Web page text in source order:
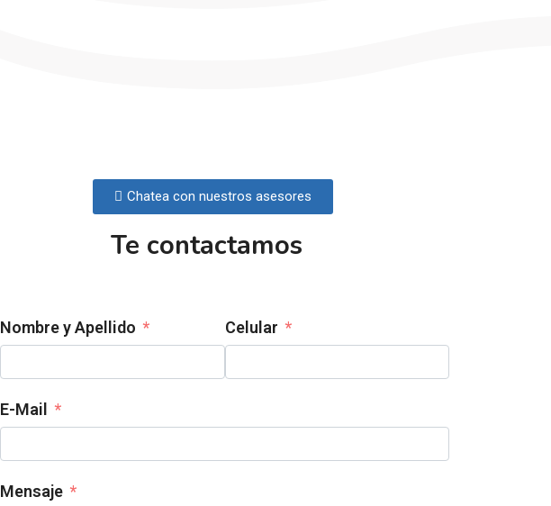
Chatea con nuestros asesores
Te contactamos
Nombre y Apellido Celular
E-Mail
Mensaje